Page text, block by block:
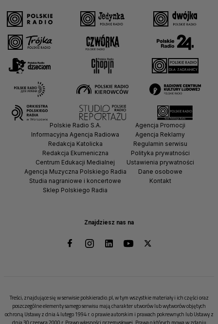
Znajdziesz nas na
Polskie Radio S.A.
Informacyjna Agencja Radiowa
Redakcja Katolicka
Redakcja Ekumeniczna
Centrum Edukacji Medialnej
Agencja Muzyczna Polskiego Radia
Studia nagraniowe i koncertowe
Sklep Polskiego Radia
Agencja Promocji
Agencja Reklamy
Regulamin serwisu
Polityka prywatności
Ustawienia prywatności
Dane osobowe
Kontakt
Treści, znajdujące się w serwisie polskieradio.pl, w tym wszystkie materiały i ich części oraz
poszczególne elementy samego serwisu mają charakter utworów lub wytworów objętych
ochroną Ustawy z dnia 4 lutego 1994 r. o prawie autorskim i prawach pokrewnych lub Ustawy z